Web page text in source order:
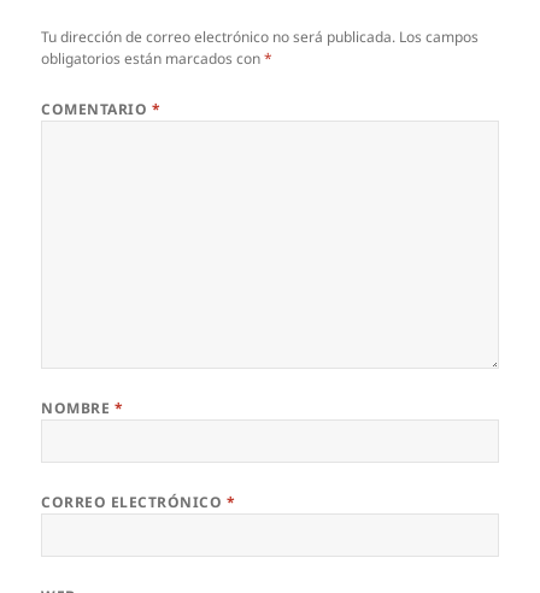
Tu dirección de correo electrónico no será publicada. Los campos
obligatorios están marcados con*
COMENTARIO *
NOMBRE *
CORREO ELECTRÓNICO *